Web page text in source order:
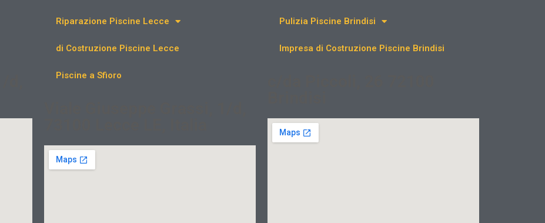
Riparazione Piscine Lecce
di Costruzione Piscine Lecce
Piscine a Sfioro
Pulizia Piscine Brindisi
Impresa di Costruzione Piscine Brindisi